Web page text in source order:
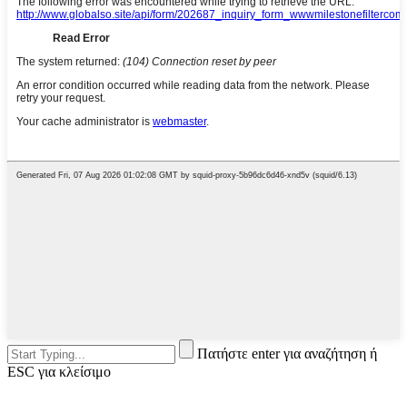
Πατήστε enter για αναζήτηση ή
ESC για κλείσιμο